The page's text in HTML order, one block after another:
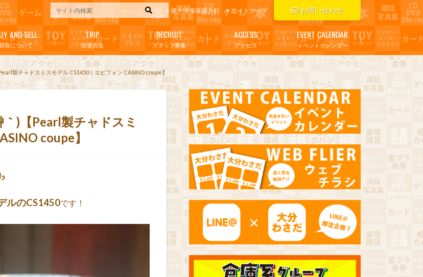
お問い合わせ
個人情報保護方針 サイトマップ
買取について
AND SELL
出張買取
TRIP
スタッフ募集
RECRUIT
アクセス
ACCESS
イベントカレンダー
EVENT CALENDAR
製チャドスミスモデル CS1450｜エピフォン CASINO coupe】
)【Pearl製チャドスミ
coupe】
素晴らしい楽器を買い取らせて頂きました！٩( ‘ω’ )و
ルのCS1450です！